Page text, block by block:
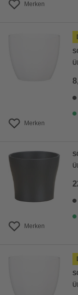
Merken
Merken
Merken